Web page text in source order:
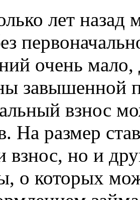
лет назад
очень мало,
завышенной
взнос
На размер
взнос, но и
о которых